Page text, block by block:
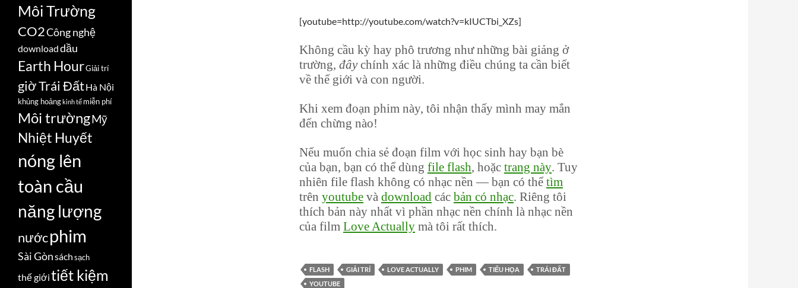
[youtube=http://youtube.com/watch?v=kIUCTbi_XZs]
Không cầu kỳ hay phô trương như những bài giảng ở
trường, đâychính xác là những điều chúng ta cần biết
về thế giới và con người.
Khi xem đoạn phim này, tôi nhận thấy mình may mắn
đến chừng nào!
Nếu muốn chia sẻ đoạn film với học sinh hay bạn bè
của bạn, bạn có thể dùng file flash, hoặc trang này. Tuy
nhiên file flash không có nhạc nền — bạn có thể tìm
trên youtube và download các bản có nhạc. Riêng tôi
thích bản này nhất vì phần nhạc nền chính là nhạc nền
của film Love Actually mà tôi rất thích.
FLASH GIẢI TRÍ LOVE ACTUALLY PHIM TIỂU HỌA
TRÁI ĐẤT
YOUTUBE
Môi Trường
CO2Công nghệ
downloaddầu
Earth HourGiải trí
giờ Trái ĐấtHà Nội
khủng hoảngkinh tế miễn phí
Môi trườngMỹ
Nhiệt Huyết
nóng lên
toàn cầu
năng lượng
nướcphim
Sài Gònsáchsạch
thế giớitiết kiệm